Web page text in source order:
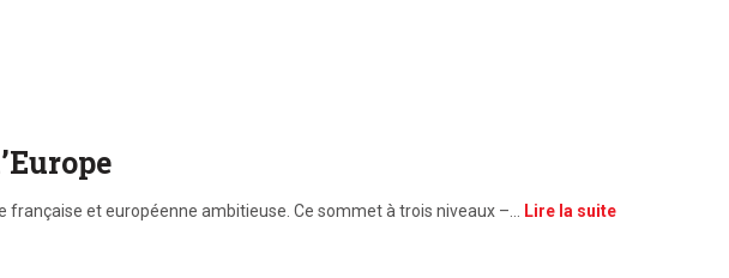
française et européenne ambitieuse. Ce sommet à trois niveaux –… Lire la suite